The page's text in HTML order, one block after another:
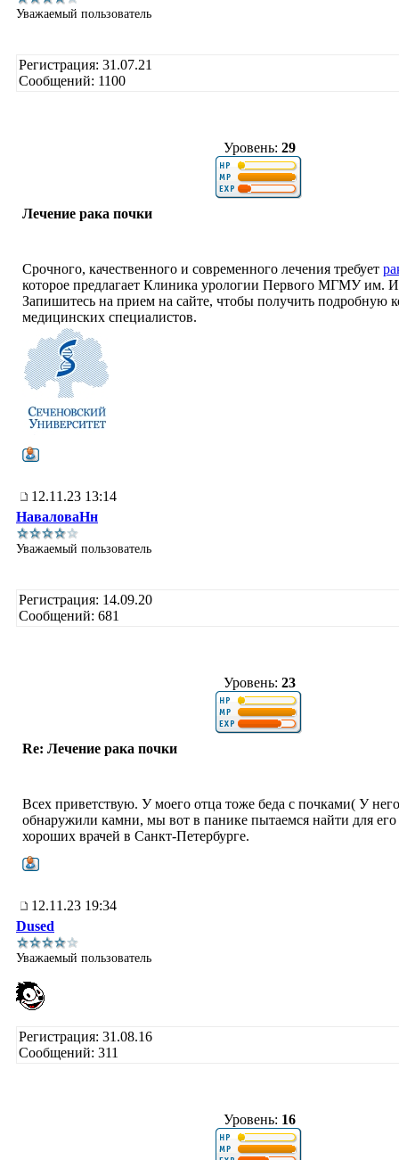
Уважаемый пользователь
Регистрация: 31.07.21
Сообщений: 1100
Уровень: 29
Лечение рака почки
Срочного, качественного и современного лечения требует
которое предлагает Клиника урологии Первого МГМУ им.
Запишитесь на прием на сайте, чтобы получить подробную
медицинских специалистов.
12.11.23 13:14
НаваловаНн
Уважаемый пользователь
Регистрация: 14.09.20
Сообщений: 681
Уровень: 23
Re: Лечение рака почки
Всех приветствую. У моего отца тоже беда с почками( У
обнаружили камни, мы вот в панике пытаемся найти для его
хороших врачей в Санкт-Петербурге.
12.11.23 19:34
Dused
Уважаемый пользователь
Регистрация: 31.08.16
Сообщений: 311
Уровень: 16